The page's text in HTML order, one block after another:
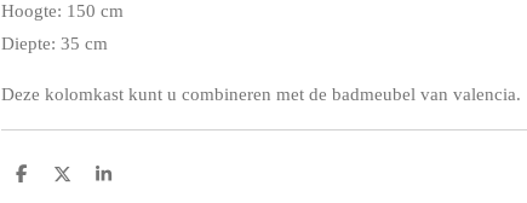
Hoogte: 150 cm
Diepte: 35 cm
Deze kolomkast kunt u combineren met de badmeubel van valencia.
D
D
S